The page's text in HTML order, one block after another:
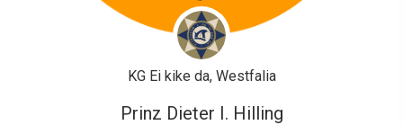
KG Ei kike da, Westfalia
Prinz Dieter I. Hilling